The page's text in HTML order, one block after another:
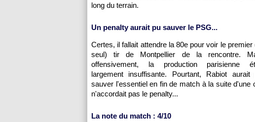
long du terrain.
Un penalty aurait pu sauver le PSG...
Certes, il fallait attendre la 80e pour voir le premier
seul) tir de Montpellier de la rencontre.
offensivement, la production parisienne
largement insuffisante. Pourtant, Rabiot aurait
sauver l'essentiel en fin de match à la suite
n'accordait pas le penalty...
La note du match : 4/10